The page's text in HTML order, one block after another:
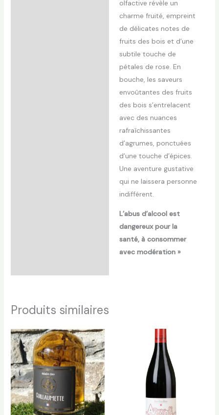
olfactive révèle un
charme fruité, empreint
de délicates notes de
fruits des bois et d’une
subtile touche de
pétales de rose. En
bouche, les saveurs
envoûtantes des fruits
des bois s’entrelacent
avec des nuances
rafraîchissantes
d’agrumes, ponctuées
d’une touche d’épices.
Une aventure gustative
qui ne laissera personne
indifférent.
L’abus d’alcool est
dangereux pour la
santé, à consommer
avec modération »
Produits similaires